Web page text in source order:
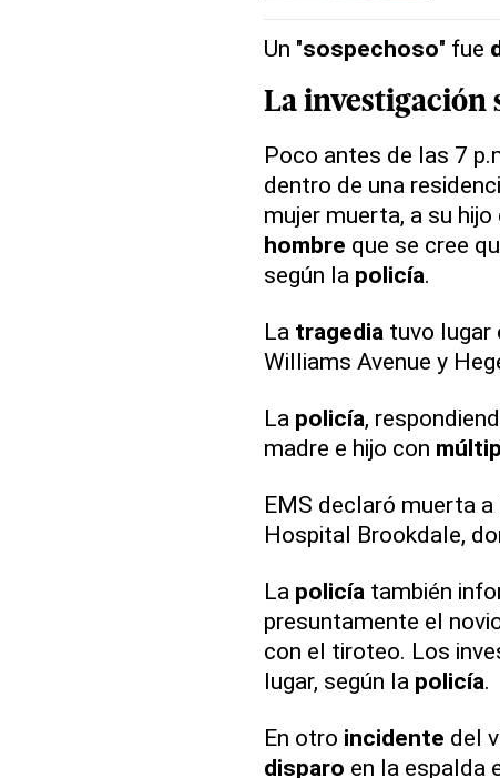
Un "sospechoso" fue
La investigación
Poco antes de las 7
dentro de una
mujer muerta, a su
hombre que se cree
según la policía.
La tragediatuvo lugar
Williams Avenue y
La policía,
madre e hijo con
EMS declaró muerta
Hospital Brookdale,
La policíatambién
presuntamente el
con el tiroteo. Los
lugar, según la policía.
En otro incidente del
disparo en la espalda